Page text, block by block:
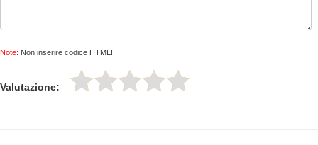
Note: Non inserire codice HTML!
Valutazione: